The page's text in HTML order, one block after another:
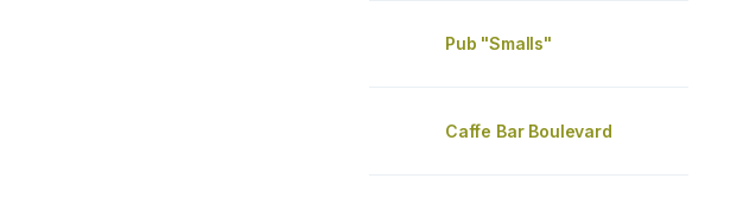
Pub "Smalls"
Caffe Bar Boulevard